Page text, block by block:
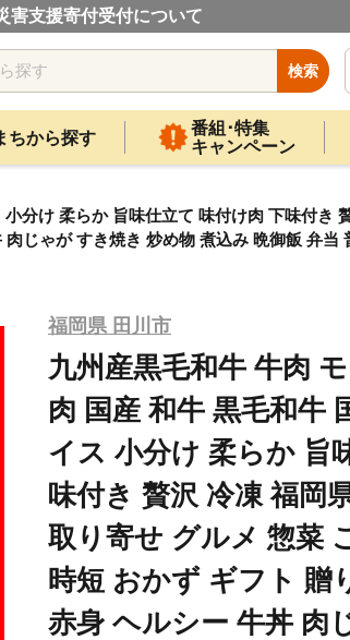
害支援寄付受付について
検索
ちから探す
番組･特集
キャンペーン
分け 柔らか 旨味仕立て 味付け肉 下味付き
じゃが すき焼き 炒め物 煮込み 晩御飯 弁当
福岡県 田川市
九州産黒毛和牛 牛肉
肉 国産 和牛 黒毛和牛
イス 小分け 柔らか 旨
味付き 贅沢 冷凍 福岡
取り寄せ グルメ 惣菜
時短 おかず ギフト 贈
赤身 ヘルシー 牛丼 肉